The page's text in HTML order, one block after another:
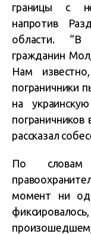
границы с
напротив
области. “В
гражданин
Нам
пограничники
на
рассказал
По словам
момент ни